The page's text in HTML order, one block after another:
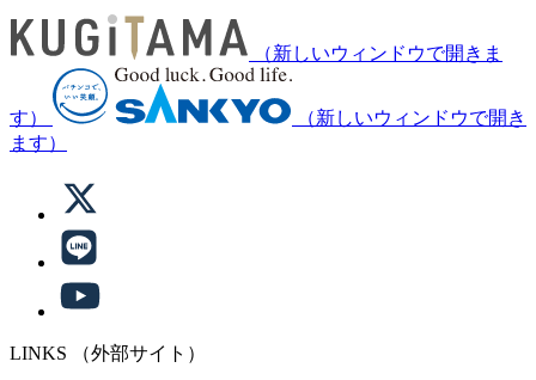
（新しいウィンドウで開きま
す）
（新しいウィンドウで開き
ます）
LINKS （外部サイト）